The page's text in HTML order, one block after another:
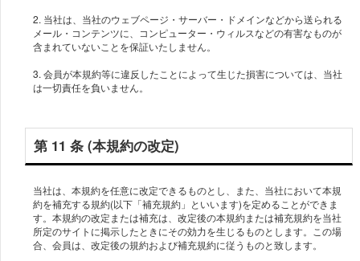
2. 当社は、当社のウェブページ・サーバー・ドメインなどから送られる
メール・コンテンツに、コンピューター・ウィルスなどの有害なものが
含まれていないことを保証いたしません。
3. 会員が本規約等に違反したことによって生じた損害については、当社
は一切責任を負いません。
第 11 条 (本規約の改定)
当社は、本規約を任意に改定できるものとし、また、当社において本規
約を補充する規約(以下「補充規約」といいます)を定めることができま
す。本規約の改定または補充は、改定後の本規約または補充規約を当社
所定のサイトに掲示したときにその効力を生じるものとします。この場
合、会員は、改定後の規約および補充規約に従うものと致します。